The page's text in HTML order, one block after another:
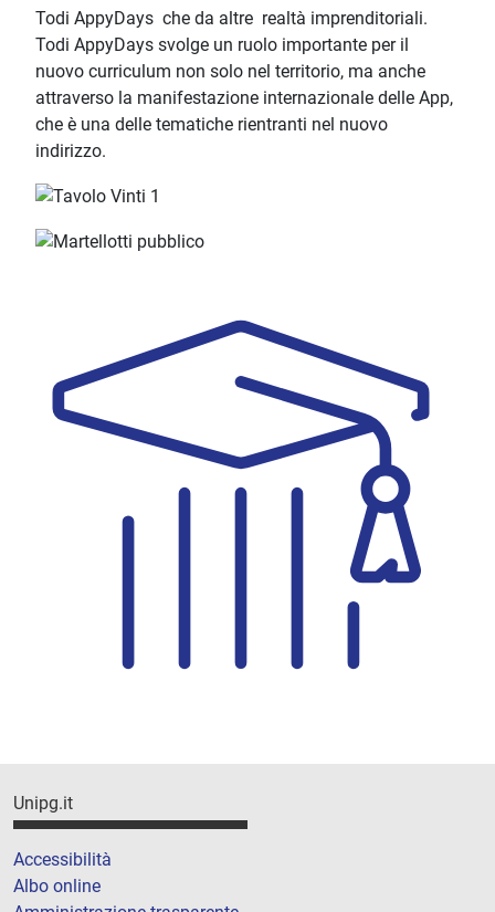
Todi AppyDays che da altre realtà imprenditoriali.
Todi AppyDays svolge un ruolo importante per il
nuovo curriculum non solo nel territorio, ma anche
attraverso la manifestazione internazionale delle App,
che è una delle tematiche rientranti nel nuovo
indirizzo.
Unipg.it
Accessibilità
Albo online